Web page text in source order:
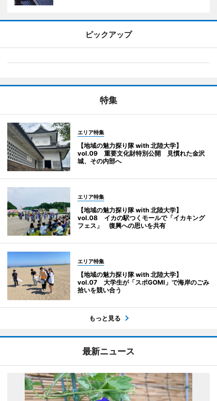
ピックアップ
特集
エリア特集
【地域の魅力探り隊 with 北陸大学】
vol.09 重要文化財特別公開 見慣れた金沢
城、その内部へ
エリア特集
【地域の魅力探り隊 with 北陸大学】
vol.08 イカの駅つくモールで「イカキング
フェス」 復興への思いを共有
エリア特集
【地域の魅力探り隊 with 北陸大学】
vol.07 大学生が「スポGOMI」で海岸のごみ
拾いを競い合う
もっと見る
最新ニュース